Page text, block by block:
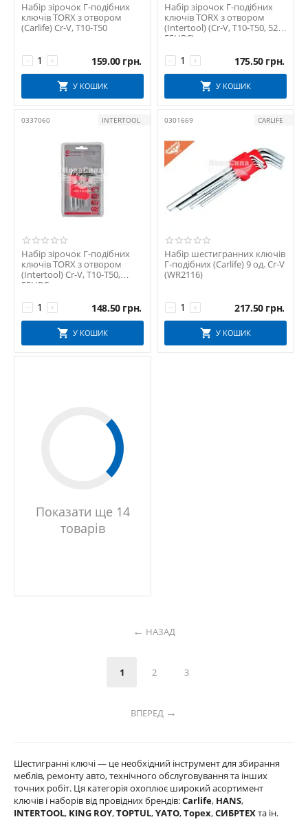
Набір зірочок Г-подібних
ключів TORX з отвором
(Carlife) Cr-V, T10-T50
+
− 159.00 грн.
У КОШИК
Набір зірочок Г-подібних
ключів TORX з отвором
(Intertool) (Cr-V, T10-T50, 52-
55HRC)
+
− 175.50 грн.
У КОШИК
0337060 INTERTOOL
Набір зірочок Г-подібних
ключів TORX з отвором
(Intertool) Cr-V, T10-T50,
55HRC
+
− 148.50 грн.
У КОШИК
0301669 CARLIFE
Набір шестигранних ключів
Г-подібних (Carlife) 9 од. Cr-V
(WR2116)
+
− 217.50 грн.
У КОШИК
Показати ще 14
товарів
НАЗАД
1 2 3
ВПЕРЕД
Шестигранні ключі — це необхідний інструмент для збирання
меблів, ремонту авто, технічного обслуговування та інших
точних робіт. Ця категорія охоплює широкий асортимент
ключів і наборів від провідних брендів:Carlife, HANS,
INTERTOOL, KING ROY,TOPTUL,YATO,Topex,СИБРТЕХта ін.